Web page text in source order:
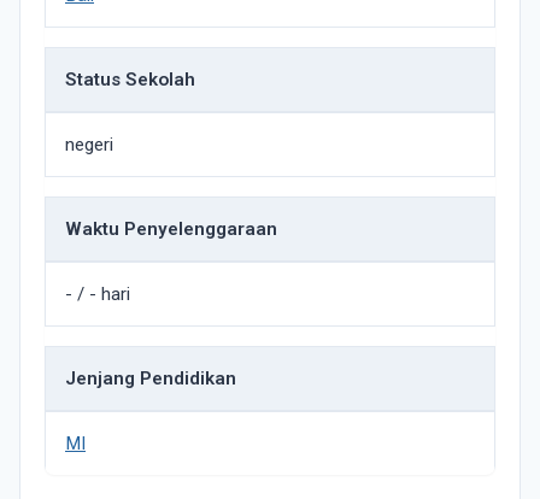
Status Sekolah
negeri
Waktu Penyelenggaraan
- / - hari
Jenjang Pendidikan
MI